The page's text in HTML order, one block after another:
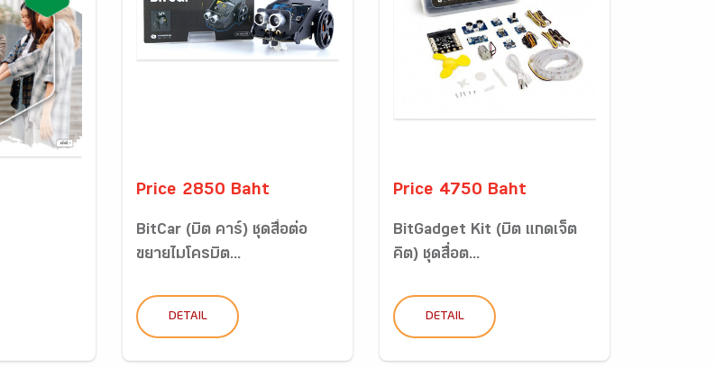
Price 2850 Baht
BitCar (บิต คาร์) ชุดสื่อต่อ
ขยายไมโครบิต...
DETAIL
Price 4750 Baht
BitGadget Kit (บิต แกดเจ็ต
คิต) ชุดสื่อต...
DETAIL